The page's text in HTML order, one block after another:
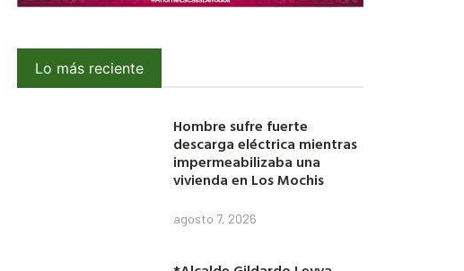
Lo más reciente
Hombre sufre fuerte
descarga eléctrica mientras
impermeabilizaba una
vivienda en Los Mochis
agosto 7, 2026